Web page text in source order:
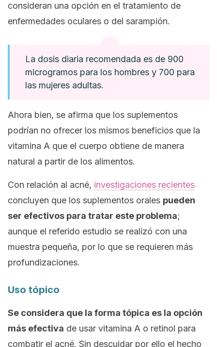
consideran una opción en el tratamiento de
enfermedades oculares o del sarampión.
La dosis diaria recomendada es de 900
microgramos para los hombres y 700 para
las mujeres adultas.
Ahora bien, se afirma que los suplementos
podrían no ofrecer los mismos beneficios que la
vitamina A que el cuerpo obtiene de manera
natural a partir de los alimentos.
Con relación al acné, investigaciones recientes
concluyen que los suplementos orales pueden
ser efectivos para tratar este problema;
aunque el referido estudio se realizó con una
muestra pequeña, por lo que se requieren más
profundizaciones.
Uso tópico
Se considera que la forma tópica es la opción
más efectiva de usar vitamina A o retinol para
combatir el acné. Sin descuidar por ello el hecho